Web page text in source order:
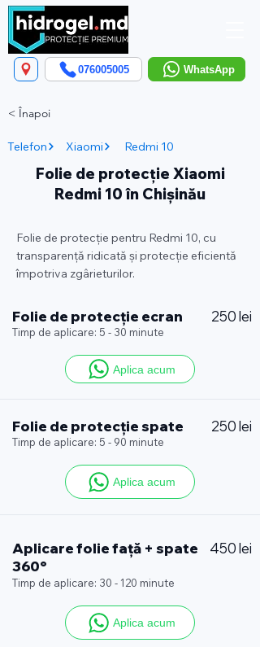
WhatsApp
076005005
< Înapoi
Telefon Xiaomi Redmi 10
Folie de protecție Xiaomi
Redmi 10 în Chișinău
Folie de protecție pentru Redmi 10, cu
transparență ridicată și protecție eficientă
împotriva zgârieturilor.
Folie de protecție ecran 250 lei
Timp de aplicare: 5 - 30 minute
Aplica acum
Folie de protecție spate 250 lei
Timp de aplicare: 5 - 90 minute
Aplica acum
Aplicare folie față + spate
360°
450 lei
Timp de aplicare: 30 - 120 minute
Aplica acum